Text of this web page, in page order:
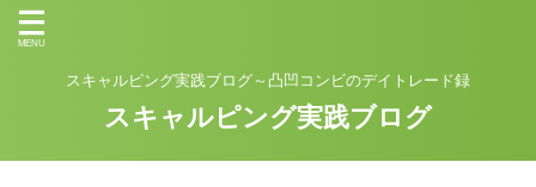
スキャルピング実践ブログ～凸凹コンビのデイトレード録
スキャルピング実践ブログ